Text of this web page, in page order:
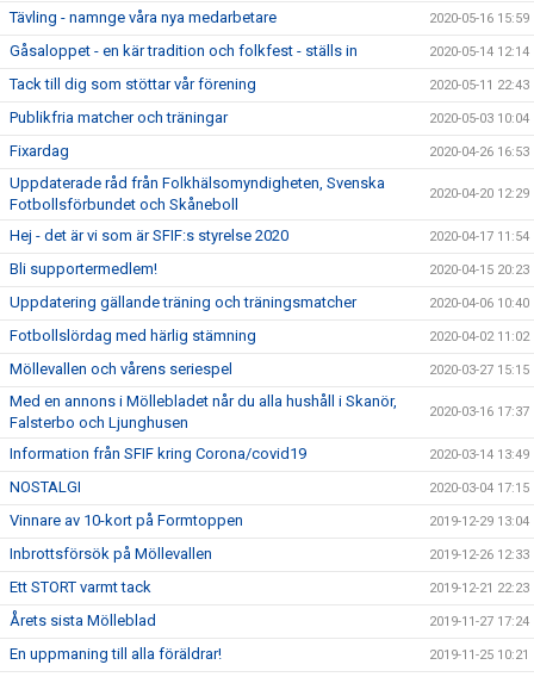
Tävling - namnge våra nya medarbetare 2020-05-16 15:59
Gåsaloppet - en kär tradition och folkfest - ställs in 2020-05-14 12:14
Tack till dig som stöttar vår förening 2020-05-11 22:43
Publikfria matcher och träningar 2020-05-03 10:04
Fixardag 2020-04-26 16:53
Uppdaterade råd från Folkhälsomyndigheten, Svenska
Fotbollsförbundet och Skåneboll
2020-04-20 12:29
Hej - det är vi som är SFIF:s styrelse 2020 2020-04-17 11:54
Bli supportermedlem! 2020-04-15 20:23
Uppdatering gällande träning och träningsmatcher 2020-04-06 10:40
Fotbollslördag med härlig stämning 2020-04-02 11:02
Möllevallen och vårens seriespel 2020-03-27 15:15
Med en annons i Möllebladet når du alla hushåll i Skanör,
Falsterbo och Ljunghusen
2020-03-16 17:37
Information från SFIF kring Corona/covid19 2020-03-14 13:49
NOSTALGI 2020-03-04 17:15
Vinnare av 10-kort på Formtoppen 2019-12-29 13:04
Inbrottsförsök på Möllevallen 2019-12-26 12:33
Ett STORT varmt tack 2019-12-21 22:23
Årets sista Mölleblad 2019-11-27 17:24
En uppmaning till alla föräldrar! 2019-11-25 10:21